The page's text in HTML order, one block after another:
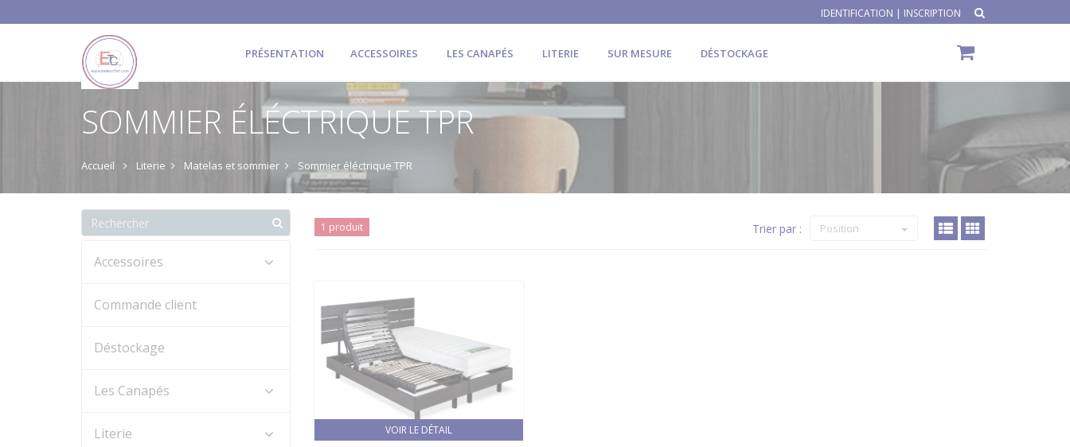
IDENTIFICATION | INSCRIPTION
PRÉSENTATION ACCESSOIRES LES CANAPÉS LITERIE SUR MESURE DÉSTOCKAGE
SOMMIER ÉLÉCTRIQUE TPR
Accueil Literie Matelas et sommier Sommier éléctrique TPR
Accessoires
Commande client
Déstockage
Les Canapés
Literie
1 produit Trier par : Position
VOIR LE DÉTAIL